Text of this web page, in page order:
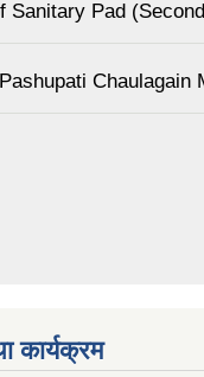
Sanitary Pad
कार्यक्रम